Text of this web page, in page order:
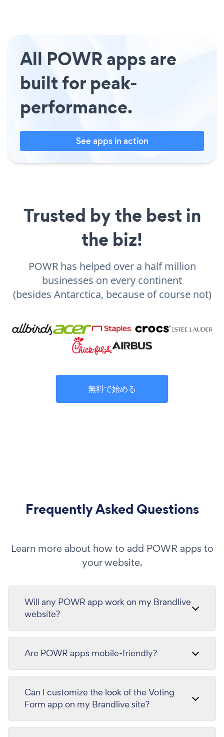
All POWR apps are
built for peak-
performance.
See apps in action
Trusted by the best in
the biz!
POWR has helped over a half million
businesses on every continent
(besides Antarctica, because of course not)
無料で始める
Frequently Asked Questions
Learn more about how to add POWR apps to
your website.
Will any POWR app work on my Brandlive
website?
Are POWR apps mobile-friendly?
Can I customize the look of the Voting
Form app on my Brandlive site?